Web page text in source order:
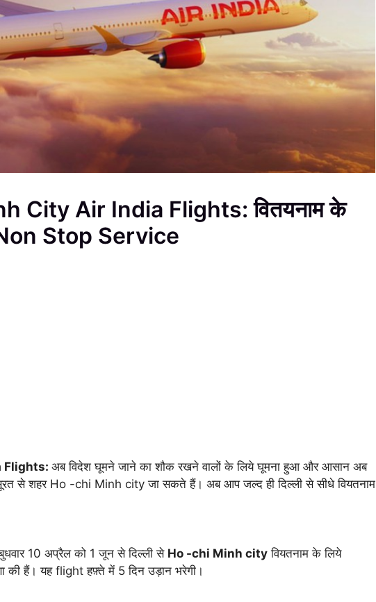
City Air India Flights: वितयनाम के
Stop Service
Flights: अब विदेश घूमने जाने का शौक रखने वालों के लिये घूमना हुआ और आसान अब
से शहर Ho -chi Minh city जा सकते हैं। अब आप जल्द ही दिल्ली से सीधे वियतनाम
10 अप्रैल को 1 जून से दिल्ली से Ho -chi Minh city वियतनाम के लिये
की हैं। यह flight हफ़्ते में 5 दिन उड़ान भरेगी।